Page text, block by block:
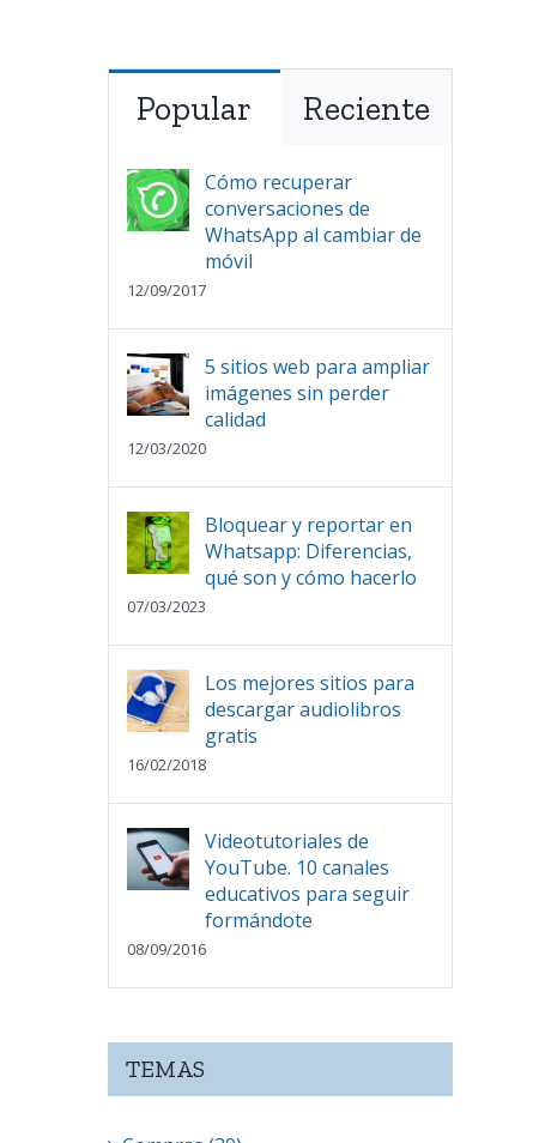
Popular Reciente
Cómo recuperar
conversaciones de
WhatsApp al cambiar de
móvil
12/09/2017
5 sitios web para ampliar
imágenes sin perder
calidad
12/03/2020
Bloquear y reportar en
Whatsapp: Diferencias,
qué son y cómo hacerlo
07/03/2023
Los mejores sitios para
descargar audiolibros
gratis
16/02/2018
Videotutoriales de
YouTube. 10 canales
educativos para seguir
formándote
08/09/2016
TEMAS